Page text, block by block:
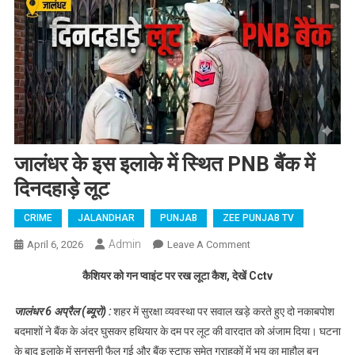
जालंधर के इस इलाके में स्थित PNB बैंक में
दिनदहाड़े लूट
CRIME JALANDHAR PUNJAB ZEE PUNJAB TV
April 6, 2026 Admin Leave A CommentOn जालंधर के इस
में दिनदहाड़े लूट
कैशियर को गन प्वाइंट पर रख लूटा कैश, देखें Cctv
जालंधर 6 अप्रैल (ब्यूरो) :शहर में सुरक्षा व्यवस्था पर सवाल खड़े करते हुए दो नकाबपोश
बदमाशों ने बैंक के अंदर घुसकर हथियार के दम पर लूट की वारदात को अंजाम दिया। घटना
के बाद इलाके में सनसनी फैल गई और बैंक स्टाफ समेत ग्राहकों में भय का माहौल बन